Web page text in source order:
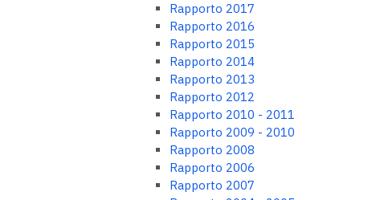
Rapporto 2017
Rapporto 2016
Rapporto 2015
Rapporto 2014
Rapporto 2013
Rapporto 2012
Rapporto 2010 - 2011
Rapporto 2009 - 2010
Rapporto 2008
Rapporto 2006
Rapporto 2007